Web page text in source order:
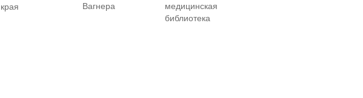
края
Вагнера
медицинская
библиотека